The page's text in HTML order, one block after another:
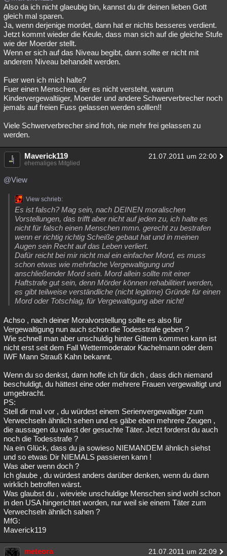
Also da ich nicht glaeubig bin, kannst du dir deinen lieben Gott
gleich mal sparen.
Ja, wenn derjenige mordet, dann hat er nichts besseres verdient.
Jetzt kommt wieder die Keule, dass man sich auf die gleiche Stufe
wie der Moerder stellt.
Wenn er sich auf das Niveau begibt, dann sollte er nicht mit
anderem Niveau behandelt werden.
Fuer wen ich mich halte?
Fuer einen Menschen, der es nicht versteht, warum
Kindervergewaltiiger, Moerder und andere Schwerverbrecher noch
jemals auf freien Fuss gelassen werden solllen!!
Viele Schwerverbrecher sind froh, nie mehr frei gelassen zu
werden.
Maverick119 21.07.2011 um 22:00
ehemaliges Mitglied
@View
View schrieb:
Es ist falsch? Mag sein, nach DEINEN moralischen
Vorstellungen, das trifft aber nicht auf jeden zu, ich halte es
nicht für falsch einen Menschen mmn. gerecht zu bestrafen
wenn er richtig richtig Scheiße gebaut hat und in meinen
Augen sein Recht auf das Leben verliert.
Dafür reicht bei mir nicht mal ein einfacher Mord, es muss
schon etwas wie mehrfache Vergewaltigung und
anschließender Mord sein. Mord allein sollte mit einer
Haftstrafe gut sein, denn Mörder können rehabilitiert werden,
es gibt teilweise verständliche (nicht legitime) Gründe für einen
Mord oder Totschlag, für Vergewaltigung aber nicht!
Achso , nach deiner Moralvorstellung sollte es also für
Vergewaltigung nun auch schon die Todesstrafe geben ?
Wie schnell man aber unschuldig hinter Gittern kommen kann ist
nicht erst seit dem Fall Wettermoderator Kachelmann oder dem
IWF Mann Strauß Kahn bekannt.
Wenn du so denkst, dann hoffe ich für dich , dass dich niemand
beschuldigt, du hättest eine oder mehrere Frauen vergewaltigt und
umgebracht.
PS:
Stell dir mal vor , du würdest einem Serienvergewaltiger zum
Verwechseln ähnlich sehen und es gäbe eben mehrere Zeugen ,
die aussagen du wärst der gesuchte Täter. Jetzt forderst du auch
noch die Todesstrafe ?
Na ein Glück, dass du ja sowieso NIEMANDEM ähnlich siehst
und so etwas Dir NIEMALS passieren kann !
Was aber wenn doch ?
Ich glaube , du würdest anders darüber denken, wenn du dann
wirklich betroffen wärst.
Was glaubst du , wieviele unschuldige Menschen sind wohl schon
in den USA hingerichtet worden, nur weil sie einem Täter zum
Verwechseln ähnlich sahen ?
MfG:
Maverick119
meteora 21.07.2011 um 22:09